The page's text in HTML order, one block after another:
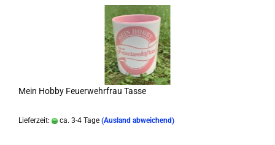
Mein Hobby Feuerwehrfrau Tasse
Lieferzeit: ca. 3-4 Tage (Ausland abweichend)